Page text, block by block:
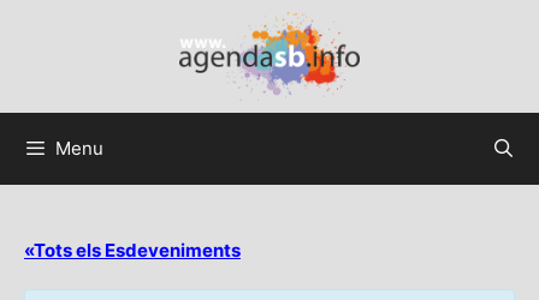
Menu
«Tots els Esdeveniments